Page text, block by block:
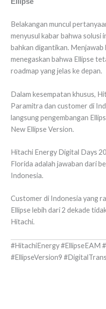
Belakangan muncul
menyusul kabar bahwa solusi
bahkan digantikan.
menegaskan bahwa Ellipse
roadmap yang jelas ke depan.
Dalam kesempatan khusus,
Paramitra dan customer di
langsung pengembangan
New Ellipse Version.
Hitachi Energy Digital Days
Florida adalah jawaban dari
Indonesia.
Customer di Indonesia yang
Ellipse lebih dari 2 dekade
Hitachi.
#HitachiEnergy #EllipseEAM
#EllipseVersion9